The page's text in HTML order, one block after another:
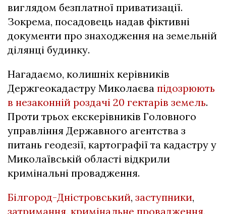
виглядом безплатної приватизації.
Зокрема, посадовець надав фіктивні
документи про знаходження на земельній
ділянці будинку.
Нагадаємо, колишніх керівників
Держгеокадастру Миколаєва підозрюють
в незаконній роздачі 20 гектарів земель.
Проти трьох екскерівників Головного
управління Державного агентства з
питань геодезії, картографії та кадастру у
Миколаївській області відкрили
кримінальні провадження.
Білгород-Дністровський, заступники,
затримання, кримінальне провадження,